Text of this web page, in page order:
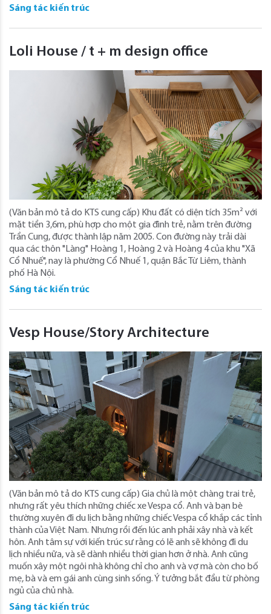
Sáng tác kiến trúc
Loli House / t + m design office
(Văn bản mô tả do KTS cung cấp) Khu đất có diện tích 35m² với
mặt tiền 3,6m, phù hợp cho một gia đình trẻ, nằm trên đường
Trần Cung, được thành lập năm 2005. Con đường này trải dài
qua các thôn "Làng" Hoàng 1, Hoàng 2 và Hoàng 4 của khu "Xã
Cổ Nhuế", nay là phường Cổ Nhuế 1, quận Bắc Từ Liêm, thành
phố Hà Nội.
Sáng tác kiến trúc
Vesp House/Story Architecture
(Văn bản mô tả do KTS cung cấp) Gia chủ là một chàng trai trẻ,
nhưng rất yêu thích những chiếc xe Vespa cổ. Anh và bạn bè
thường xuyên đi du lịch bằng những chiếc Vespa cổ khắp các tỉnh
thành của Việt Nam. Nhưng rồi đến lúc anh phải xây nhà và kết
hôn. Anh tâm sự với kiến ​​trúc sư rằng có lẽ anh sẽ không đi du
lịch nhiều nữa, và sẽ dành nhiều thời gian hơn ở nhà. Anh cũng
muốn xây một ngôi nhà không chỉ cho anh và vợ mà còn cho bố
mẹ, bà và em gái anh cùng sinh sống. Ý tưởng bắt đầu từ phòng
ngủ của chủ nhà.
Sáng tác kiến trúc